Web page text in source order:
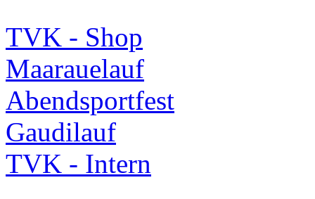
TVK - Shop
Maarauelauf
Abendsportfest
Gaudilauf
TVK - Intern